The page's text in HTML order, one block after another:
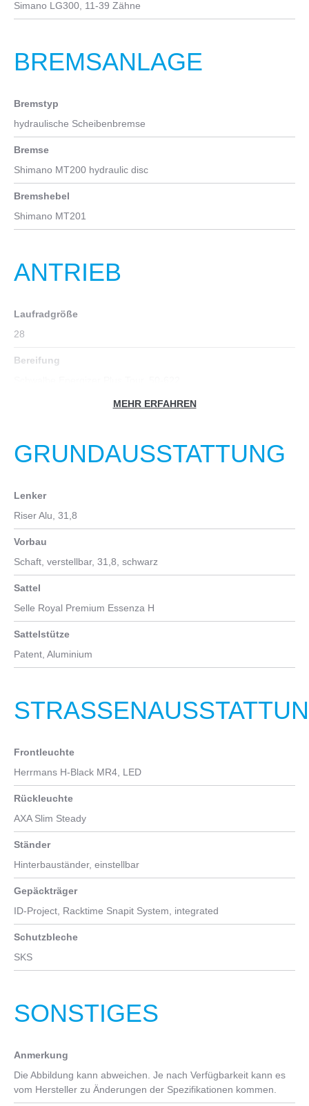
Simano LG300, 11-39 Zähne
BREMSANLAGE
Bremstyp
hydraulische Scheibenbremse
Bremse
Shimano MT200 hydraulic disc
Bremshebel
Shimano MT201
ANTRIEB
Laufradgröße
28
Bereifung
Nabe vorn
Nabe hinten
Shimano QC300
Kette
Shimano LG500
Innenlager
Shimano BB-UR400
MEHR ERFAHREN
GRUNDAUSSTATTUNG
Lenker
Riser Alu, 31,8
Vorbau
Schaft, verstellbar, 31,8, schwarz
Sattel
Selle Royal Premium Essenza H
Sattelstütze
Patent, Aluminium
STRASSENAUSSTATTUNG
Frontleuchte
Herrmans H-Black MR4, LED
Rückleuchte
AXA Slim Steady
Ständer
Hinterbauständer, einstellbar
Gepäckträger
ID-Project, Racktime Snapit System, integrated
Schutzbleche
SKS
SONSTIGES
Anmerkung
Die Abbildung kann abweichen. Je nach Verfügbarkeit kann es
vom Hersteller zu Änderungen der Spezifikationen kommen.